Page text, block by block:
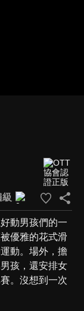
動男孩們的一
優雅的花式滑
動。場外，擔
孩，還安排女
。沒想到一次